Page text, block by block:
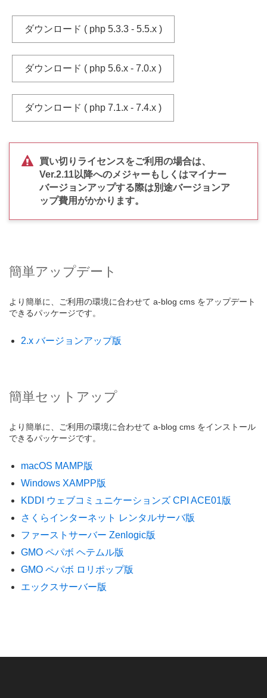
ダウンロード ( php 5.3.3 - 5.5.x )
ダウンロード ( php 5.6.x - 7.0.x )
ダウンロード ( php 7.1.x - 7.4.x )
買い切りライセンスをご利用の場合は、
Ver.2.11以降へのメジャーもしくはマイナー
バージョンアップする際は別途バージョンア
ップ費用がかかります。
簡単アップデート
より簡単に、ご利用の環境に合わせて a-blog cms をアップデート
できるパッケージです。
2.x バージョンアップ版
簡単セットアップ
より簡単に、ご利用の環境に合わせて a-blog cms をインストール
できるパッケージです。
macOS MAMP版
Windows XAMPP版
KDDI ウェブコミュニケーションズ CPI ACE01版
さくらインターネット レンタルサーバ版
ファーストサーバー Zenlogic版
GMO ペパボ ヘテムル版
GMO ペパボ ロリポップ版
エックスサーバー版